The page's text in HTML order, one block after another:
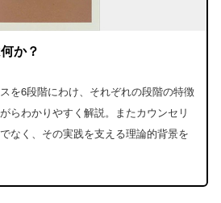
か？
を6段階にわけ、それぞれの段階の特徴
らわかりやすく解説。またカウンセリ
なく、その実践を支える理論的背景を